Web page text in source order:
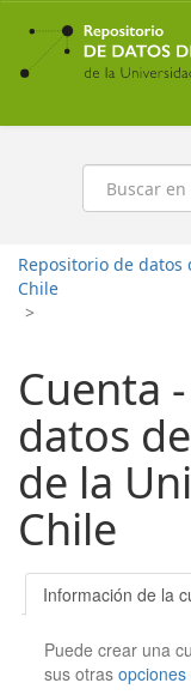
Ir
contenido
principal
Buscar
Repositorio de
Chile
>
Cuenta
datos
de la
Chile
Información de la
Puede crear una
sus otras